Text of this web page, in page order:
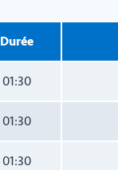
Durée
01:30
01:30
01:30